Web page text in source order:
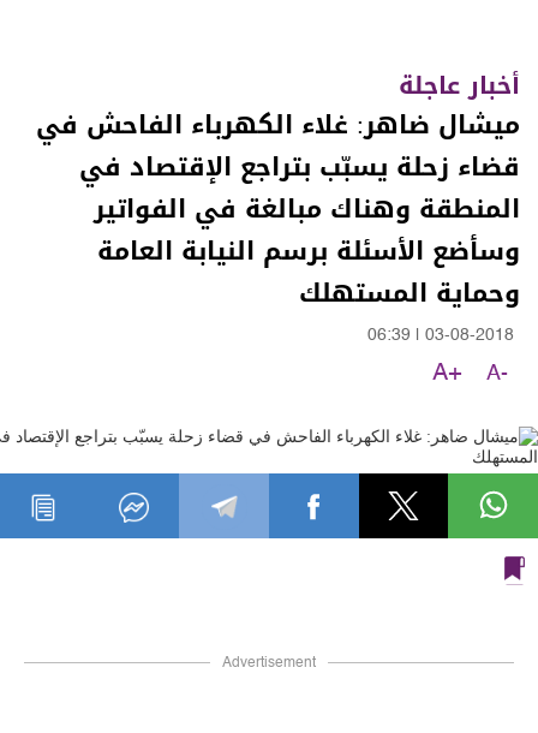
أخبار عاجلة
ميشال ضاهر: غلاء الكهرباء الفاحش في
قضاء زحلة يسبّب بتراجع الإقتصاد في
المنطقة وهناك مبالغة في الفواتير
وسأضع الأسئلة برسم النيابة العامة
وحماية المستهلك
03-08-2018
06:39
A-
A+
Advertisement